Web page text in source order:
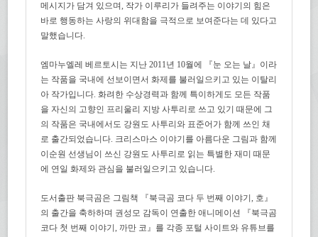
메시지가 담겨 있으며, 작가 이루리가 들려주는 이야기의 힘은
바로 행동하는 사랑의 위대함을 극적으로 보여준다는 데 있다고
말했습니다.
엠마누엘레 베르토시는 지난 2011년 10월에 『눈 오는 날』이라
는 작품을 국내에 선보이면서 화제를 불러일으키고 있는 이탈리
아 작가입니다. 화려한 수상경력과 함께 특이하게도 모든 작품
을 자신의 고향인 프리울리 지방 사투리로 쓰고 있기 때문에 그
의 작품은 국내에서도 강원도 사투리와 표준어가 함께 쓰인 채
로 출간되었습니다. 크리스마스 이야기를 아름다운 그림과 함께
이순원 선생님이 쓰신 강원도 사투리로 읽는 특별한 재미 때문
에 연일 화제와 관심을 불러일으키고 있습니다.
도서출판 북극곰은 그림책 『북극곰 코다 두 번째 이야기, 호』
의 출간을 축하하며 권성모 감독이 연출한 애니메이션 『북극곰
코다 첫 번째 이야기, 까만 코』를 각종 포털 사이트와 유튜브를